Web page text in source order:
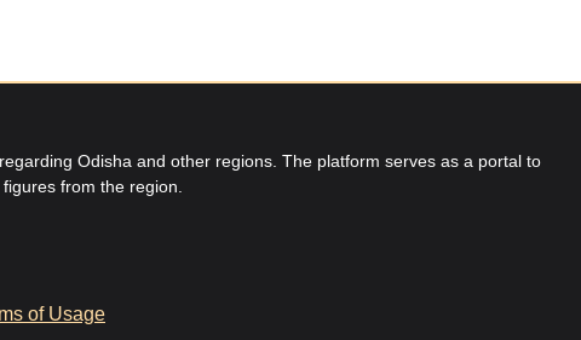
Odisha and other regions. The platform serves as a portal to
from the region.
of Usage